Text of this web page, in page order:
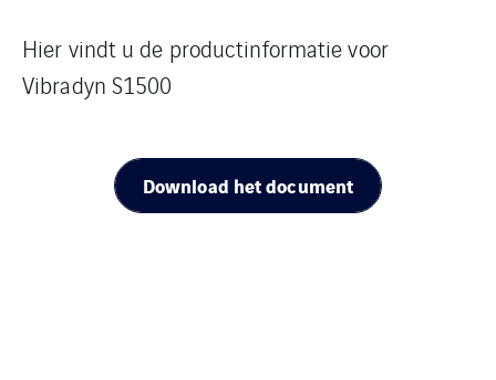
Hier vindt u de productinformatie voor
Vibradyn S1500
Download het document